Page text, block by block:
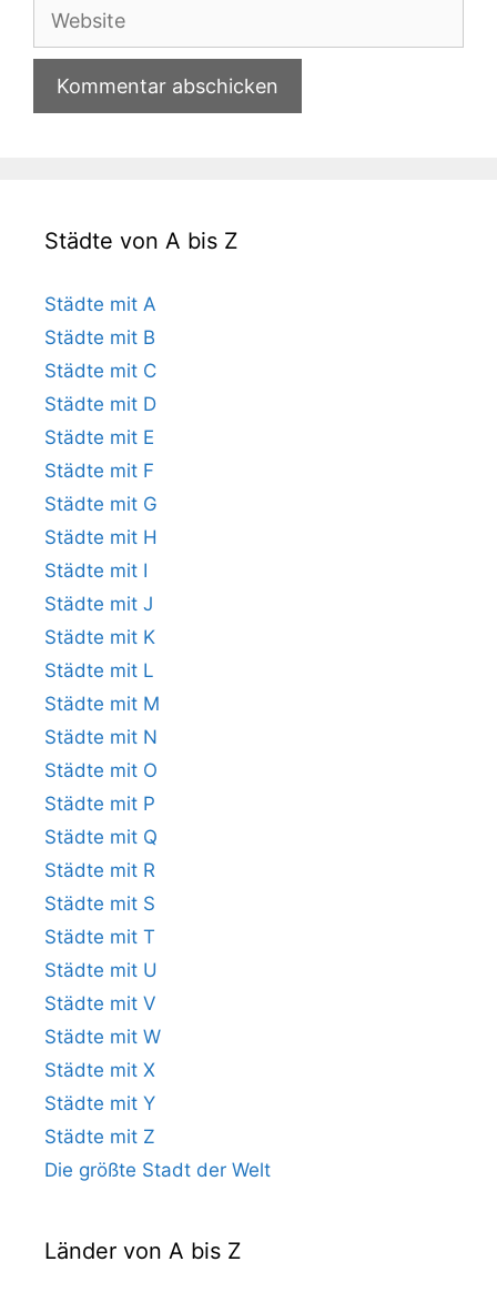
Website
Städte von A bis Z
Städte mit A
Städte mit B
Städte mit C
Städte mit D
Städte mit E
Städte mit F
Städte mit G
Städte mit H
Städte mit I
Städte mit J
Städte mit K
Städte mit L
Städte mit M
Städte mit N
Städte mit O
Städte mit P
Städte mit Q
Städte mit R
Städte mit S
Städte mit T
Städte mit U
Städte mit V
Städte mit W
Städte mit X
Städte mit Y
Städte mit Z
Die größte Stadt der Welt
Länder von A bis Z